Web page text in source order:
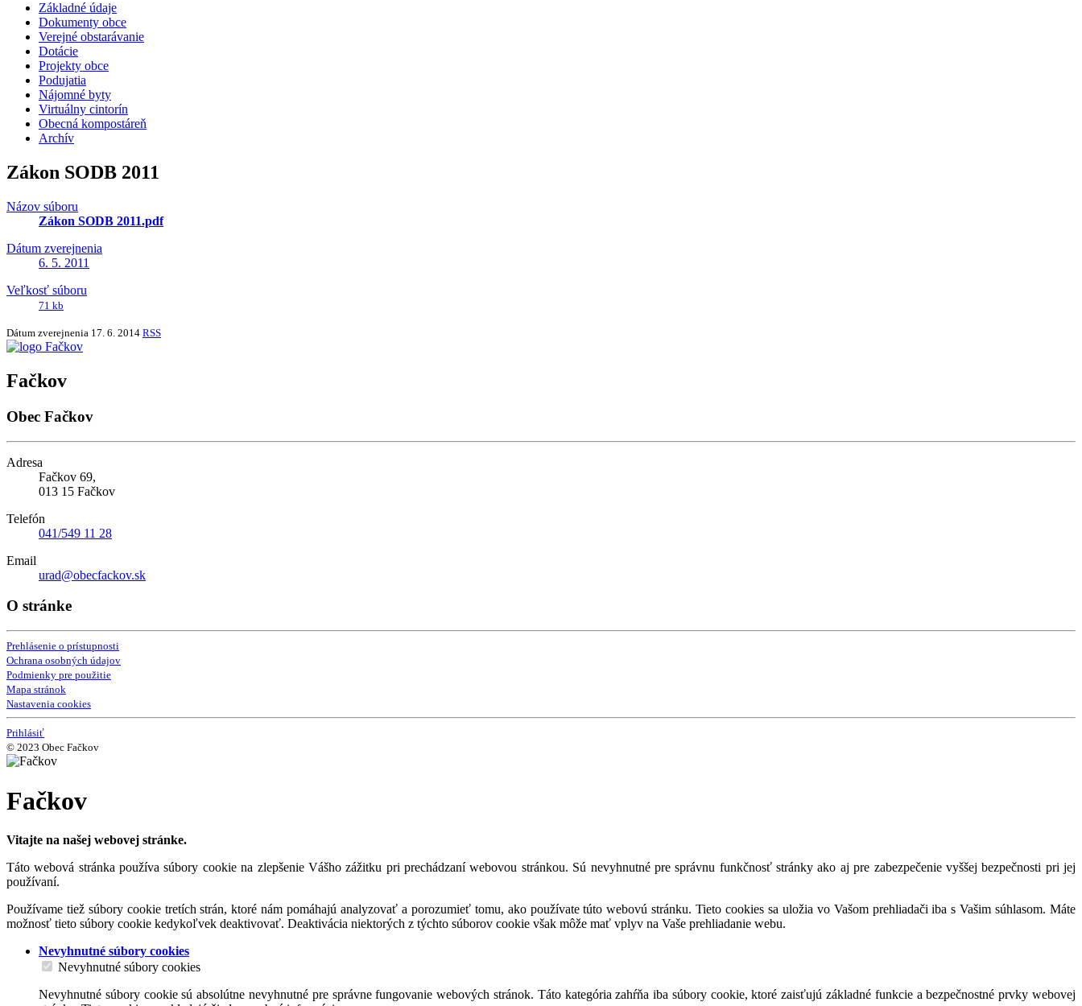
Základné údaje
Dokumenty obce
Verejné obstarávanie
Dotácie
Projekty obce
Podujatia
Nájomné byty
Virtuálny cintorín
Obecná kompostáreň
Archív
Zákon SODB 2011
Názov súboru
Zákon SODB 2011.pdf
Dátum zverejnenia
6. 5. 2011
Veľkosť súboru
71 kb
Dátum zverejnenia 17. 6. 2014 RSS
Fačkov
Obec Fačkov
Adresa
Fačkov 69,
013 15 Fačkov
Telefón
041/549 11 28
Email
urad@obecfackov.sk
O stránke
Prehlásenie o prístupnosti
Ochrana osobných údajov
Podmienky pre použitie
Mapa stránok
Nastavenia cookies
Prihlásiť
© 2023 Obec Fačkov
Fačkov
Vitajte na našej webovej stránke.
Táto webová stránka používa súbory cookie na zlepšenie Vášho zážitku pri prechádzaní webovou stránkou. Sú nevyhnutné pre správnu funkčnosť stránky ako aj pre zabezpečenie vyššej bezpečnosti pri jej
používaní.
Používame tiež súbory cookie tretích strán, ktoré nám pomáhajú analyzovať a porozumieť tomu, ako používate túto webovú stránku. Tieto cookies sa uložia vo Vašom prehliadači iba s Vašim súhlasom. Máte
možnosť tieto súbory cookie kedykoľvek deaktivovať. Deaktivácia niektorých z týchto súborov cookie však môže mať vplyv na Vaše prehliadanie webu.
Nevyhnutné súbory cookies
Nevyhnutné súbory cookies
Nevyhnutné súbory cookie sú absolútne nevyhnutné pre správne fungovanie webových stránok. Táto kategória zahŕňa iba súbory cookie, ktoré zaisťujú základné funkcie a bezpečnostné prvky webovej